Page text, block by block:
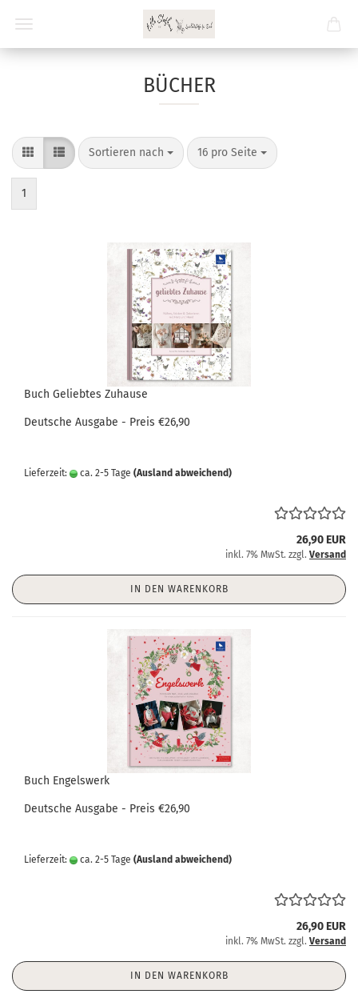
BÜCHER
Sortieren nach
Sortieren nach 16 pro Seite
pro Seite
1
Buch Geliebtes Zuhause
Deutsche Ausgabe - Preis €26,90
Lieferzeit: ca. 2-5 Tage (Ausland abweichend)
26,90 EUR
inkl. 7% MwSt. zzgl. Versand
IN DEN WARENKORB
Buch Engelswerk
Deutsche Ausgabe - Preis €26,90
Lieferzeit: ca. 2-5 Tage (Ausland abweichend)
26,90 EUR
inkl. 7% MwSt. zzgl. Versand
IN DEN WARENKORB